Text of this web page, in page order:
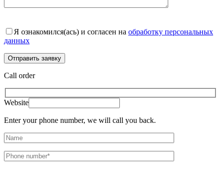
Я ознакомился(ась) и согласен на обработку персональных
данных
Call order
Website
Enter your phone number, we will call you back.